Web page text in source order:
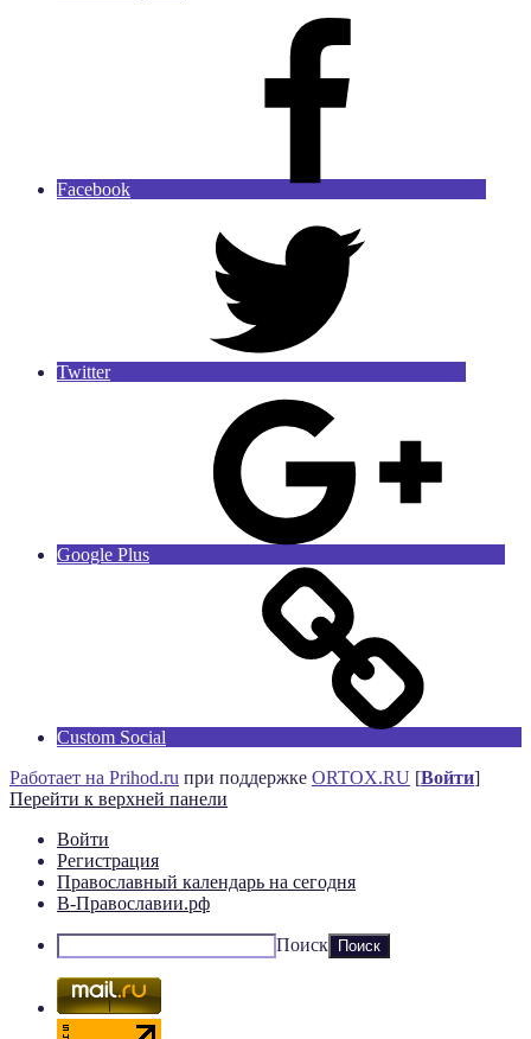
Facebook
Twitter
Google Plus
Custom Social
Работает на Prihod.ru при поддержке ORTOX.RU [Войти]
Перейти к верхней панели
Войти
Регистрация
Православный календарь на сегодня
В-Православии.рф
Поиск